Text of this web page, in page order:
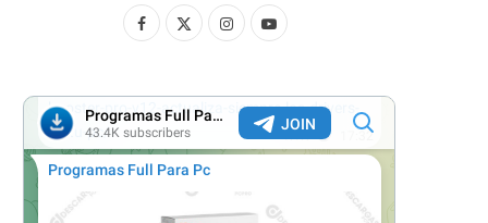
F
c
e
T
I
s
Y
u
T
b